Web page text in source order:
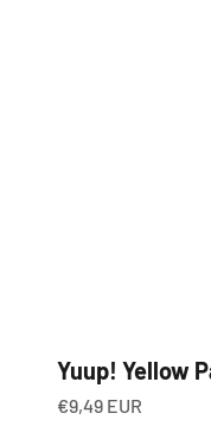
Yuup! Yellow
Angebot
€9,49 EUR